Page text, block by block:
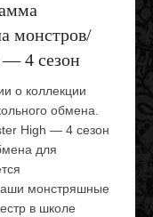
монстров/
4 сезон
о коллекции
обмена.
High — 4 сезон
для
монстряшные
в школе